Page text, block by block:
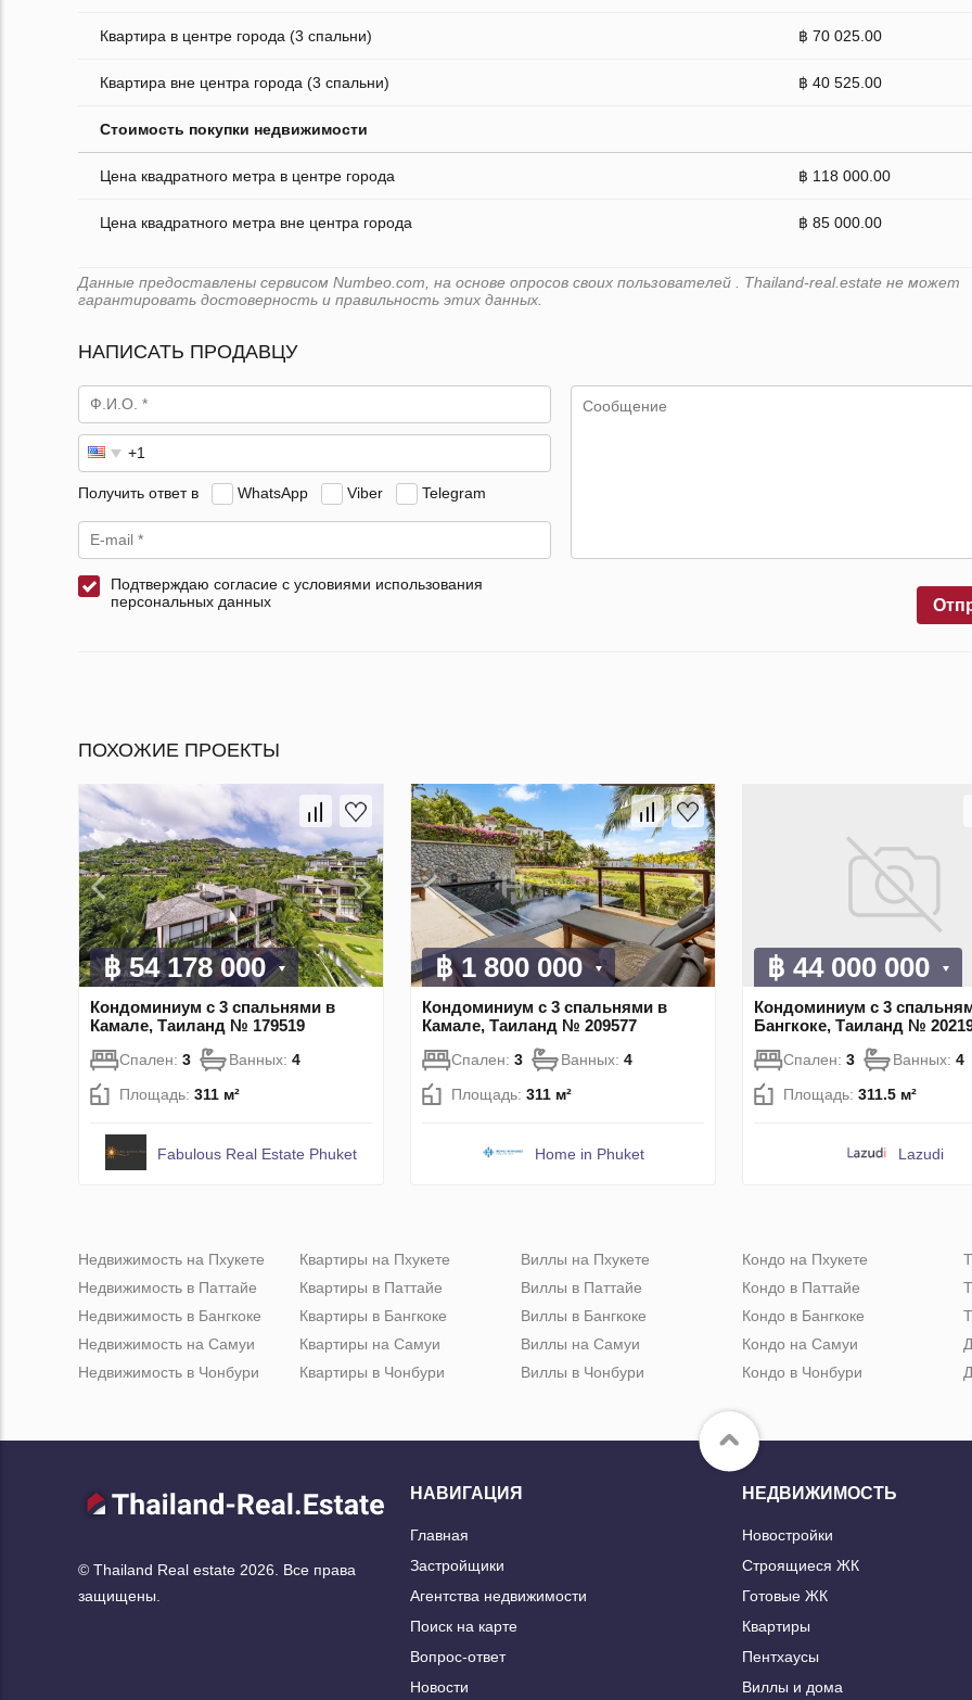
Квартира в центре города (3 спальни) ฿ 70 025.00
Квартира вне центра города (3 спальни) ฿ 40 525.00
Стоимость покупки недвижимости
Цена квадратного метра в центре города ฿ 118 000.00
Цена квадратного метра вне центра города ฿ 85 000.00
Данные предоставлены сервисом Numbeo.com, на основе опросов своих пользователей . Thailand-real.estate не может
гарантировать достоверность и правильность этих данных.
НАПИСАТЬ ПРОДАВЦУ
Получить ответ в WhatsApp Viber Telegram
Подтверждаю согласие с условиями использования
персональных данных
ПОХОЖИЕ ПРОЕКТЫ
฿ 54 178 000
Кондоминиум с 3 спальнями в
Камале, Таиланд № 179519
Спален: 3 Ванных: 4
Площадь: 311 м²
Fabulous Real Estate Phuket
฿ 1 800 000
Кондоминиум с 3 спальнями в
Камале, Таиланд № 209577
Спален: 3 Ванных: 4
Площадь: 311 м²
Home in Phuket
฿ 44 000 000
Кондоминиум с 3
Бангкоке, Таиланд №
Спален: 3 Ванных: 4
Площадь: 311.5 м²
Lazudi
Недвижимость на Пхукете
Недвижимость в Паттайе
Недвижимость в Бангкоке
Недвижимость на Самуи
Недвижимость в Чонбури
Квартиры на Пхукете
Квартиры в Паттайе
Квартиры в Бангкоке
Квартиры на Самуи
Квартиры в Чонбури
Виллы на Пхукете
Виллы в Паттайе
Виллы в Бангкоке
Виллы на Самуи
Виллы в Чонбури
Кондо на Пхукете
Кондо в Паттайе
Кондо в Бангкоке
Кондо на Самуи
Кондо в Чонбури
© Thailand Real estate 2026. Все права
защищены.
НАВИГАЦИЯ
Главная
Застройщики
Агентства недвижимости
Поиск на карте
Вопрос-ответ
Новости
НЕДВИЖИМОСТЬ
Новостройки
Строящиеся ЖК
Готовые ЖК
Квартиры
Пентхаусы
Виллы и дома